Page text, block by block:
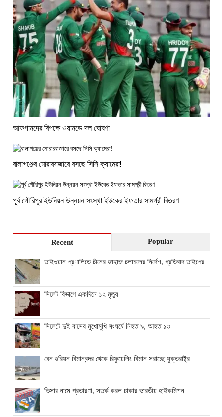
আফগানদের বিপক্ষে ওয়ানডে দল ঘোষণা
বালাগঞ্জের মোরারবাজারে বসছে সিসি ক্যামেরা!
পূর্ব গৌরিপুর ইউনিয়ন উন্নয়ন সংস্থা ইউকের ইফতার সামগ্রী বিতরণ
Recent Popular
তাইওয়ান প্রণালিতে চীনের জাহাজ চলাচলের নির্দেশ, প্রতিবাদ তাইপের
সিলেট বিভাগে একদিনে ১২ মৃত্যু
সিলেটে দুই বাসের মুখোমুখি সংঘর্ষে নিহত ৯, আহত ১৩
বেন গুরিয়ন বিমানবন্দর থেকে রিফুয়েলিং বিমান সরাচ্ছে যুক্তরাষ্ট্র
ভিসার নামে প্রতারণা, সতর্ক করল ঢাকার ভারতীয় হাইকমিশন